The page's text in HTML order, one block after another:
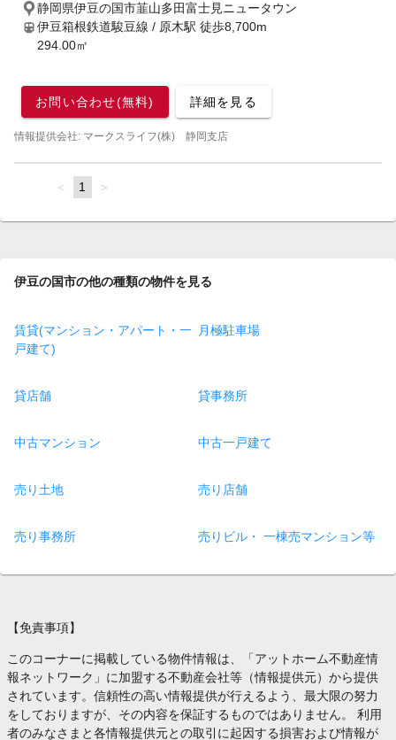
静岡県伊豆の国市韮山多田富士見ニュータウン
伊豆箱根鉄道駿豆線 / 原木駅 徒歩8,700m
294.00㎡
お問い合わせ(無料) 詳細を見る
情報提供会社: マークスライフ(株) 静岡支店
page
You're
page
1 page
伊豆の国市の他の種類の物件を見る
賃貸(マンション・アパート・一
戸建て)
月極駐車場
貸店舗 貸事務所
中古マンション 中古一戸建て
売り土地 売り店舗
売り事務所 売りビル・ 一棟売マンション等
【免責事項】
このコーナーに掲載している物件情報は、「アットホーム不動産情
報ネットワーク」に加盟する不動産会社等（情報提供元）から提供
されています。信頼性の高い情報提供が行えるよう、最大限の努力
をしておりますが、その内容を保証するものではありません。 利用
者のみなさまと各情報提供元との取引に起因する損害および情報が